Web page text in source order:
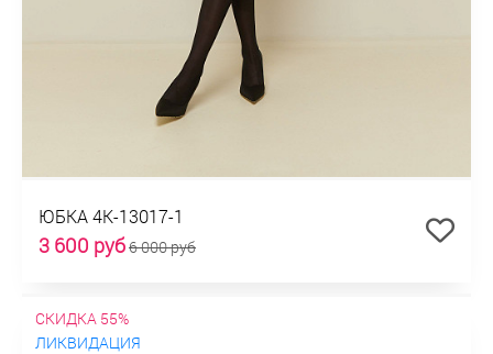
ЮБКА 4К-13017-1
3 600 руб6 000 руб
СКИДКА 55%
ЛИКВИДАЦИЯ